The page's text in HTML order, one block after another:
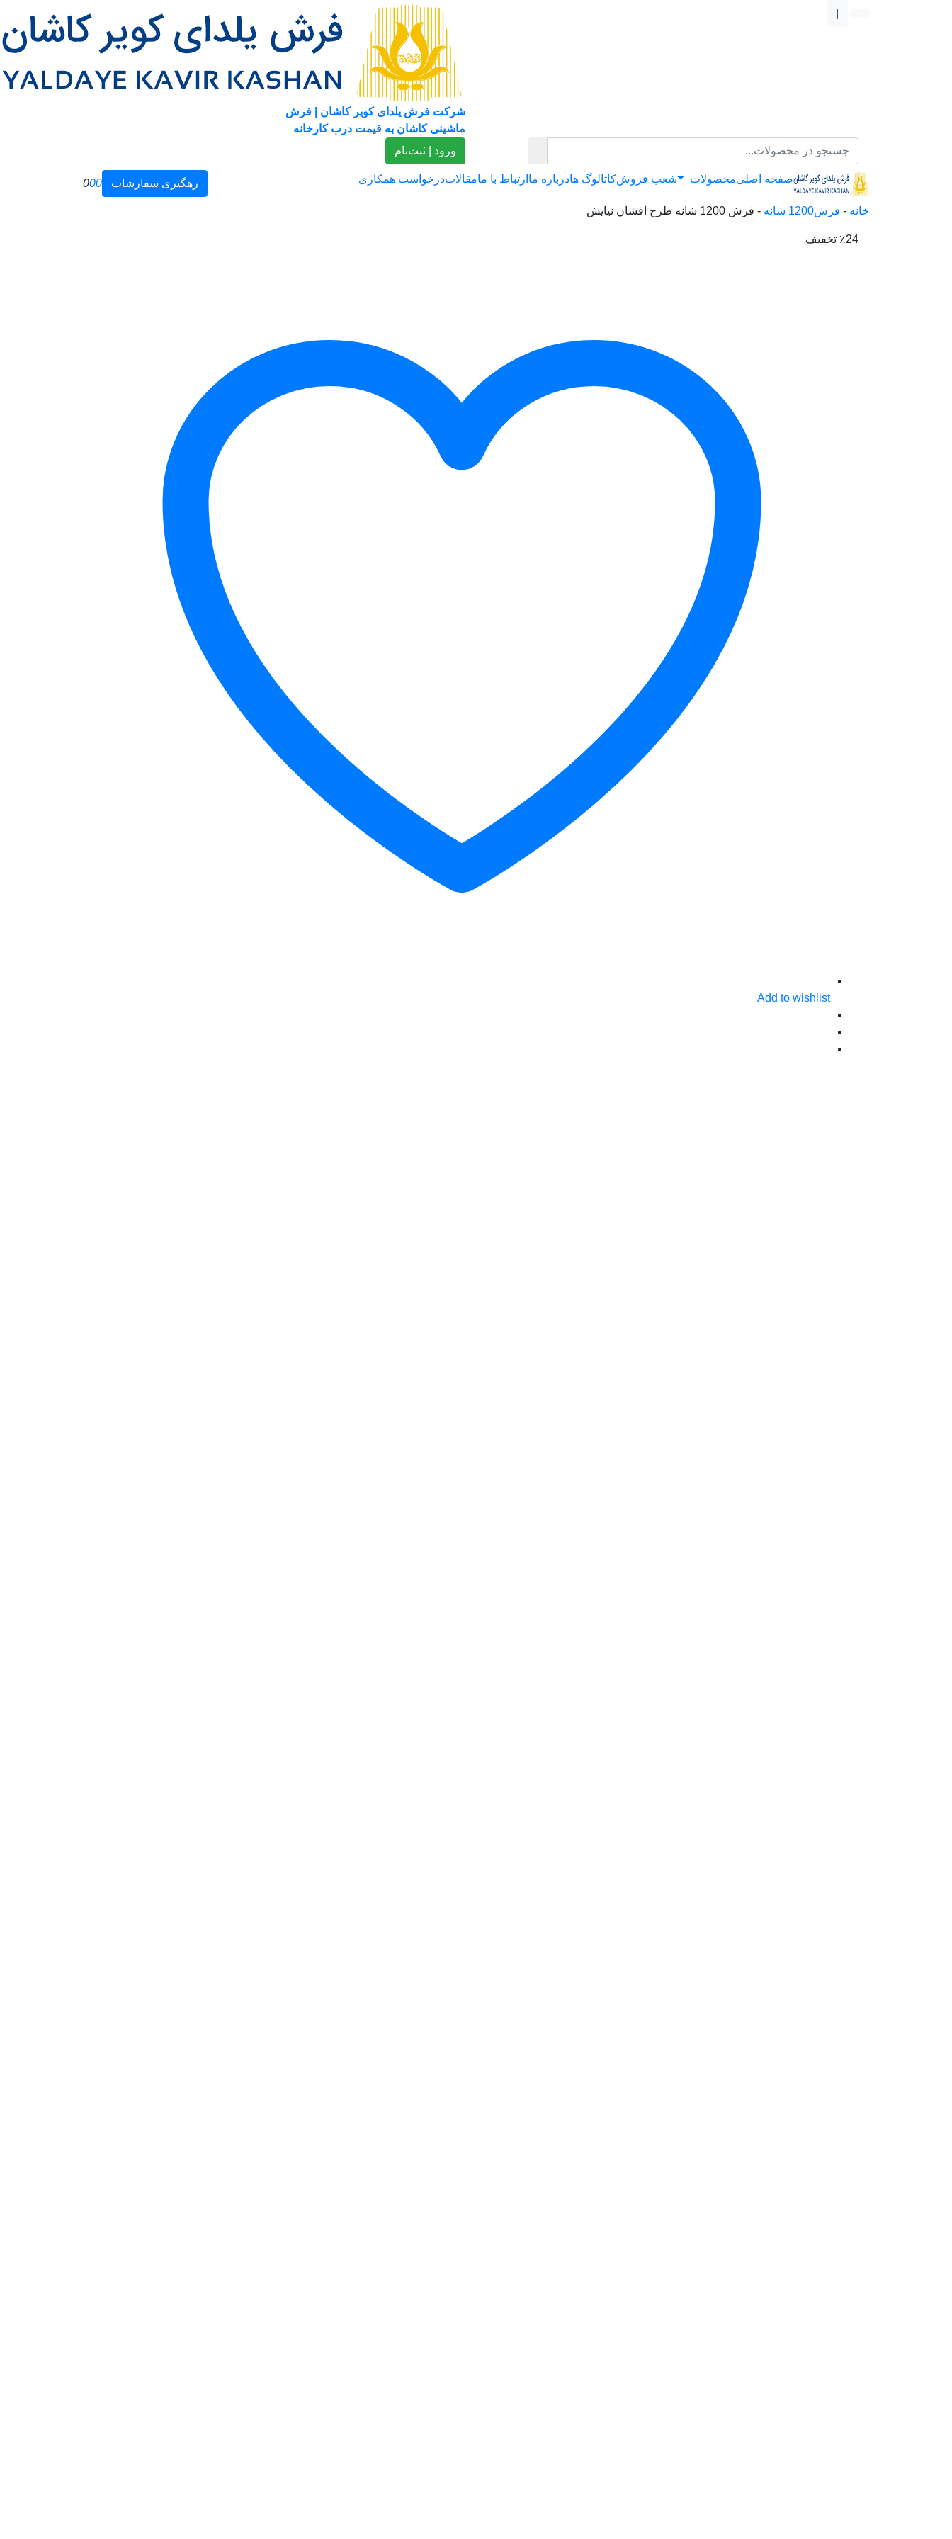
شرکت فرش یلدای کویر کاشان | فرش
ماشینی کاشان به قیمت درب کارخانه
ورود | ثبت‌نام
صفحه اصلیمحصولات شعب فروشکاتالوگ هادرباره ما ارتباط با مامقالاتدرخواست همکاری رهگیری سفارشات 0
0
0
خانه - فرش1200 شانه - فرش 1200 شانه طرح افشان نیایش
٪24 تخفیف
Add to wishlist